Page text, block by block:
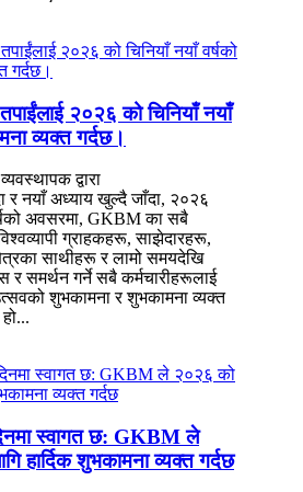
२०२६ को चिनियाँ नयाँ
व्यक्त गर्दछ।
द्वारा
र नयाँ अध्याय खुल्दै जाँदा, २०२६
अवसरमा, GKBM का सबै
ग्राहकहरू, साझेदारहरू,
साथीहरू र लामो समयदेखि
र समर्थन गर्ने सबै कर्मचारीहरूलाई
उत्सवको शुभकामना र शुभकामना व्यक्त
स्वागत छ: GKBM ले
हार्दिक शुभकामना व्यक्त गर्दछ